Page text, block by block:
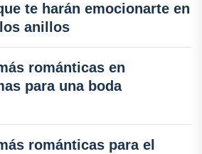
te harán emocionarte en
anillos
románticas en
para una boda
románticas para el